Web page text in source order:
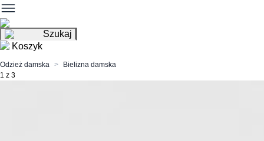
Szukaj
Koszyk
Odzież damska
Bielizna damska
1 z 3